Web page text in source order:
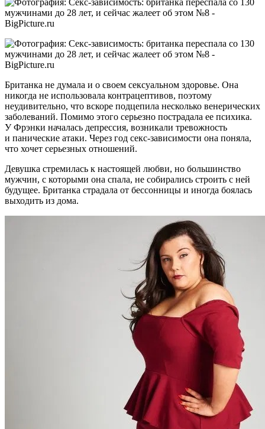
Британка не думала и о своем сексуальном здоровье. Она
никогда не использовала контрацептивов, поэтому
неудивительно, что вскоре подцепила несколько венерических
заболеваний. Помимо этого серьезно пострадала ее психика.
У Фрэнки началась депрессия, возникали тревожность
и панические атаки. Через год секс-зависимости она поняла,
что хочет серьезных отношений.
Девушка стремилась к настоящей любви, но большинство
мужчин, с которыми она спала, не собирались строить с ней
будущее. Британка страдала от бессонницы и иногда боялась
выходить из дома.